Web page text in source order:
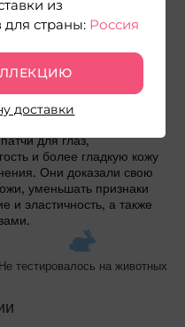
покупки
для глаз,
и более гладкую кожу
Они доказали свою
уменьшать признаки
и эластичность, а также
Не тестировалось на животных
из
для страны: Россия
доставки